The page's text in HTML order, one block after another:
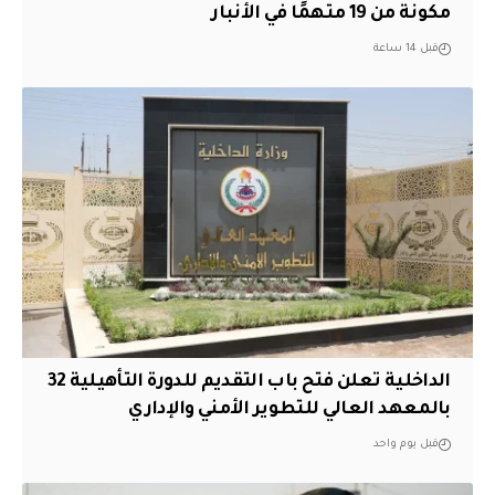
مكونة من 19 متهمًا في الأنبار
قبل 14 ساعة
الداخلية تعلن فتح باب التقديم للدورة التأهيلية 32
بالمعهد العالي للتطوير الأمني والإداري
قبل يوم واحد